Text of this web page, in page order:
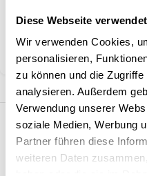
Diese Webseite
Wir verwenden Cookies,
personalisieren,
zu können und die
analysieren. Außerdem
Verwendung unserer
soziale Medien, Werbung
Partner führen diese
weiteren Daten
Kategorie: Servietten
Teilen: